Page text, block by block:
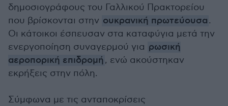
δημοσιογράφους του Γαλλικού Πρακτορείου
που βρίσκονται στην ουκρανική πρωτεύουσα.
Οι κάτοικοι έσπευσαν στα καταφύγια μετά την
ενεργοποίηση συναγερμού για ρωσική
αεροπορική επιδρομή, ενώ ακούστηκαν
εκρήξεις στην πόλη.
Σύμφωνα με τις ανταποκρίσεις